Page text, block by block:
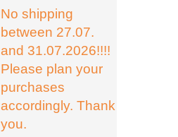
No shipping
between 27.07.
and 31.07.2026!!!!
Please plan your
purchases
accordingly. Thank
you.